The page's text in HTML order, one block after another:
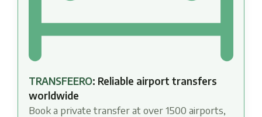
TRANSFEERO: Reliable airport transfers
worldwide
Book a private transfer at over 1500 airports,